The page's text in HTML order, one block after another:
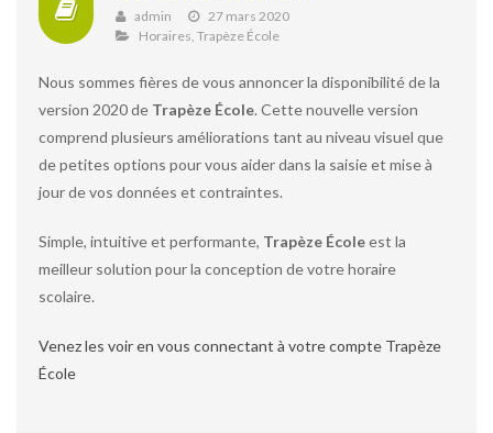
admin
27 mars 2020
Horaires, Trapèze École
Nous sommes fières de vous annoncer la disponibilité de la
version 2020 de Trapèze École. Cette nouvelle version
comprend plusieurs améliorations tant au niveau visuel que
de petites options pour vous aider dans la saisie et mise à
jour de vos données et contraintes.
Simple, intuitive et performante, Trapèze Écoleest la
meilleur solution pour la conception de votre horaire
scolaire.
Venez les voir en vous connectant à votre compte Trapèze
École